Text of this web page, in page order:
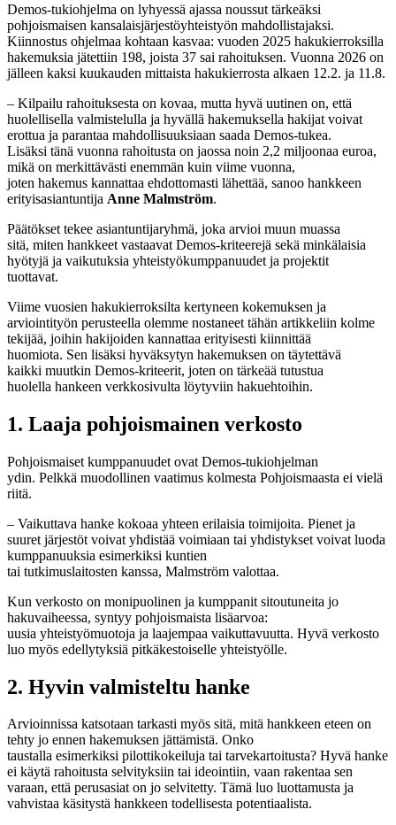
Demos-tukiohjelma on lyhyessä ajassa noussut tärkeäksi
pohjoismaisen kansalaisjärjestöyhteistyön mahdollistajaksi.
Kiinnostus ohjelmaa kohtaan kasvaa: vuoden 2025 hakukierroksilla
hakemuksia jätettiin 198, joista 37 sai rahoituksen. Vuonna 2026 on
jälleen kaksi kuukauden mittaista hakukierrosta alkaen 12.2. ja 11.8.
– Kilpailu rahoituksesta on kovaa, mutta hyvä uutinen on, että
huolellisella valmistelulla ja hyvällä hakemuksella hakijat voivat
erottua ja parantaa mahdollisuuksiaan saada Demos-tukea.
Lisäksi tänä vuonna rahoitusta on jaossa noin 2,2 miljoonaa euroa,
mikä on merkittävästi enemmän kuin viime vuonna,
joten hakemus kannattaa ehdottomasti lähettää, sanoo hankkeen
erityisasiantuntija Anne Malmström.
Päätökset tekee asiantuntijaryhmä, joka arvioi muun muassa
sitä, miten hankkeet vastaavat Demos-kriteerejä sekä minkälaisia
hyötyjä ja vaikutuksia yhteistyökumppanuudet ja projektit
tuottavat.
Viime vuosien hakukierroksilta kertyneen kokemuksen ja
arviointityön perusteella olemme nostaneet tähän artikkeliin kolme
tekijää, joihin hakijoiden kannattaa erityisesti kiinnittää
huomiota. Sen lisäksi hyväksytyn hakemuksen on täytettävä
kaikki muutkin Demos-kriteerit, joten on tärkeää tutustua
huolella hankeen verkkosivulta löytyviin hakuehtoihin.
1. Laaja pohjoismainen verkosto
Pohjoismaiset kumppanuudet ovat Demos-tukiohjelman
ydin. Pelkkä muodollinen vaatimus kolmesta Pohjoismaasta ei vielä
riitä.
– Vaikuttava hanke kokoaa yhteen erilaisia toimijoita. Pienet ja
suuret järjestöt voivat yhdistää voimiaan tai yhdistykset voivat luoda
kumppanuuksia esimerkiksi kuntien
tai tutkimuslaitosten kanssa, Malmström valottaa.
Kun verkosto on monipuolinen ja kumppanit sitoutuneita jo
hakuvaiheessa, syntyy pohjoismaista lisäarvoa:
uusia yhteistyömuotoja ja laajempaa vaikuttavuutta. Hyvä verkosto
luo myös edellytyksiä pitkäkestoiselle yhteistyölle.
2. Hyvin valmisteltu hanke
Arvioinnissa katsotaan tarkasti myös sitä, mitä hankkeen eteen on
tehty jo ennen hakemuksen jättämistä. Onko
taustalla esimerkiksi pilottikokeiluja tai tarvekartoitusta? Hyvä hanke
ei käytä rahoitusta selvityksiin tai ideointiin, vaan rakentaa sen
varaan, että perusasiat on jo selvitetty. Tämä luo luottamusta ja
vahvistaa käsitystä hankkeen todellisesta potentiaalista.